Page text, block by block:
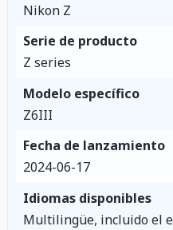
Nikon Z
Serie de producto
Z series
Modelo específico
Z6III
Fecha de lanzamiento
2024-06-17
Idiomas disponibles
Multilingüe, incluido el